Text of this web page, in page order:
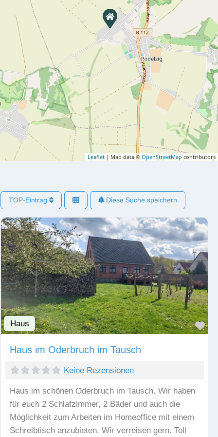
Leaflet | Map data © OpenStreetMap contributors
TOP-Eintrag Diese Suche speichern
Haus
Haus im Oderbruch im Tausch
Keine Rezensionen
Haus im schönen Oderbruch im Tausch. Wir haben
für euch 2 Schlafzimmer, 2 Bäder und auch die
Möglichkeit zum Arbeiten im Homeoffice mit einem
Schreibtisch anzubieten. Wir verreisen gern. Toll